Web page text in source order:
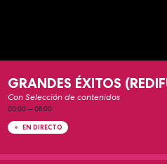
GRANDES ÉXITOS
Con Selección de contenidos
00:00—08:00
EN DIRECTO